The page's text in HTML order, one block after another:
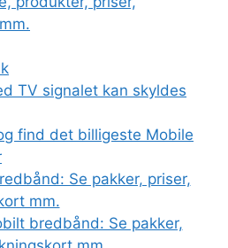
TV signalet kan skyldes
find det billigeste Mobile
Se pakker, priser,
mm.
bredbånd: Se pakker,